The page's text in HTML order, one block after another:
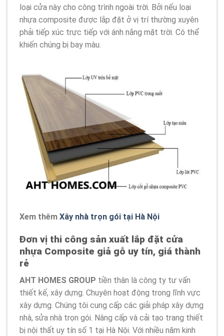
loại cửa này cho công trình ngoài trời. Bởi nếu loại
nhựa composite được lắp đặt ở vị trí thường xuyên
phải tiếp xúc trực tiếp với ánh nắng mặt trời. Có thể
khiến chúng bị bay màu.
Xem thêm Xây nhà trọn gói tại Hà Nội
Đơn vị thi công sản xuất lắp đặt cửa
nhựa Composite giả gỗ uy tín, giá thành
rẻ
AHT HOMES GROUP tiền thân là công ty tư vấn
thiết kế, xây dựng. Chuyên hoạt động trong lĩnh vực
xây dựng. Chúng tôi cung cấp các giải pháp xây dựng
nhà, sửa nhà trọn gói. Nâng cấp và cải tạo trang thiết
bị nội thất uy tín số 1 tại Hà Nội. Với nhiều năm kinh